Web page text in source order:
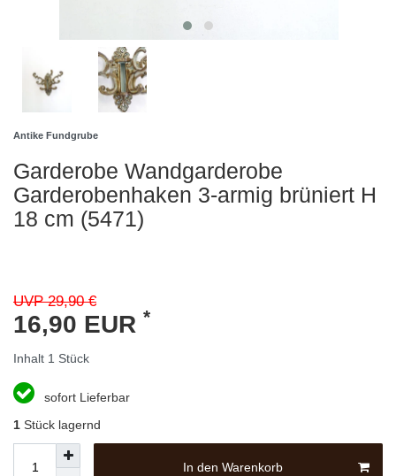
Antike Fundgrube
Garderobe Wandgarderobe
Garderobenhaken 3-armig brüniert H
18 cm (5471)
UVP 29,90 €
16,90 EUR *
Inhalt 1 Stück
sofort Lieferbar
1 Stück lagernd
In den Warenkorb